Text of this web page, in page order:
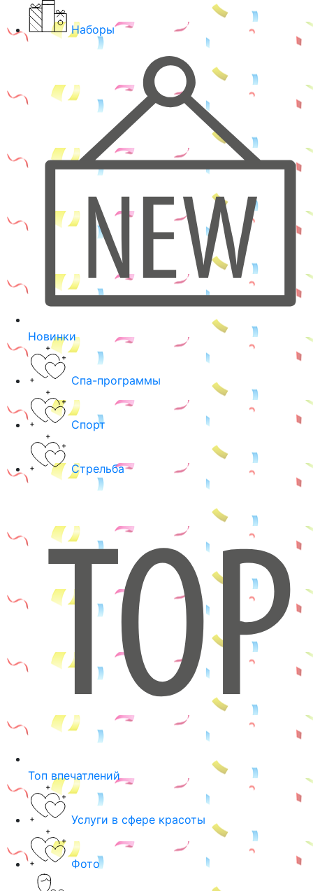
Наборы
Новинки
Спа-программы
Спорт
Стрельба
Топ впечатлений
Услуги в сфере красоты
Фото